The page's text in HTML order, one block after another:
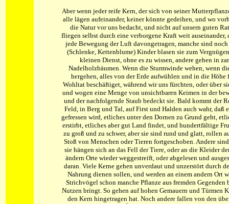
Aber wenn jeder reife Kern, der sich von seiner
alle lägen aufeinander, keiner könnte gedeihen, und wo
die Natur vor uns bedacht, und nicht auf unsern guten
fliegen selbst durch eine verborgene Kraft weit
jede Bewegung der Luft davongetragen, manche sind
(Schlenke, Kettenblume) Kinder blasen sie zum
kleinen Dienst, ohne es zu wissen, andere gehen in
Nadelholzbäumen. Wenn die Sturmwinde wehen, wenn
hergehen, alles von der Erde aufwühlen und in die
Wohltat beschäftiget, während wir uns fürchten, oder über
und wogen eine Menge von unsichtbaren Keimen in der
und der nachfolgende Staub bedeckt sie. Bald kommt der
Feld, in Berg und Tal, auf First und Halden auch wahr,
gefressen wird, etliches unter den Dornen zu Grund geht,
erstirbt, etliches aber gut Land findet, und hundertfältige
zu groß und zu schwer, aber sie sind rund und glatt, rollen
Stoß von Menschen oder Tieren fortgeschoben. Andere
sie hängen sich an das Fell der Tiere, oder an die Kleider
ändern Orte wieder weggestreift, oder abgelesen und
daran. Viele Kerne gehen unverdaut und unzerstört durch
Nahrung dienen sollen, und werden an einem andern Ort
Strichvögel schon manche Pflanze aus fremden
Nutzen bringt. So gehen auf hohen Gemauern und Türmen
den Kern hingetragen hat. Noch andere fallen von den